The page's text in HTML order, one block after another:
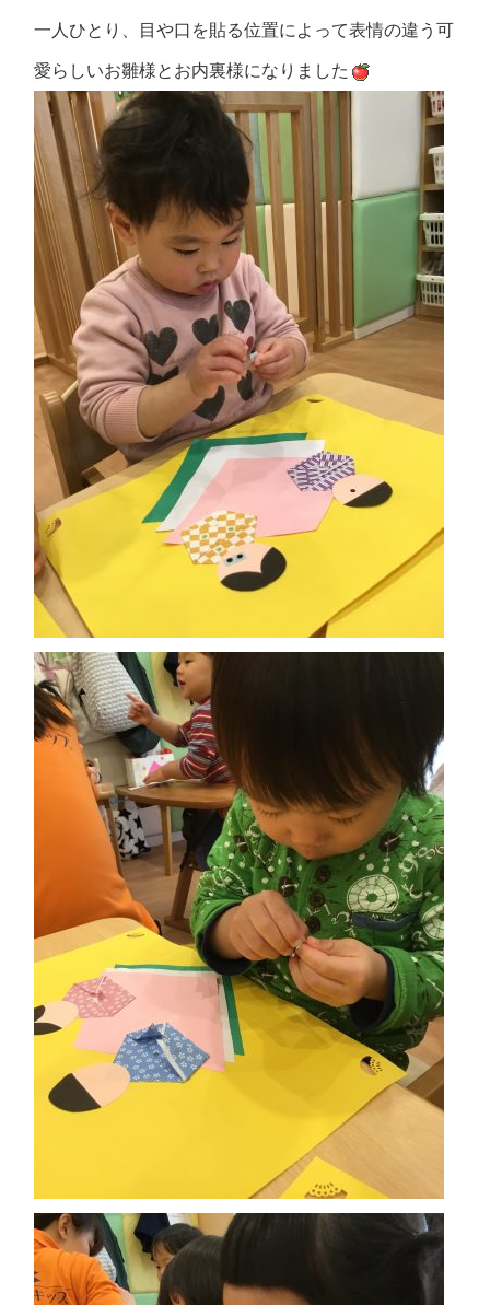
一人ひとり、目や口を貼る位置によって表情の違う可
愛らしいお雛様とお内裏様になりました